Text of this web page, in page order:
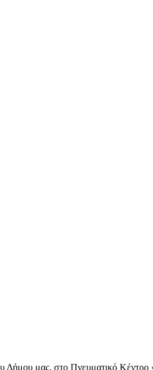
Δήμου μας, στο Πνευματικό Κέντρο